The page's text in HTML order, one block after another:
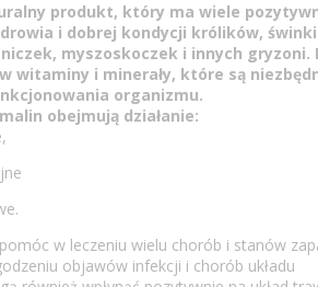
produkt, który ma wiele
i dobrej kondycji królików,
myszoskoczek i innych gryzoni.
witaminy i minerały, które są
organizmu.
obejmują działanie:
w leczeniu wielu chorób i stanów
objawów infekcji i chorób układu